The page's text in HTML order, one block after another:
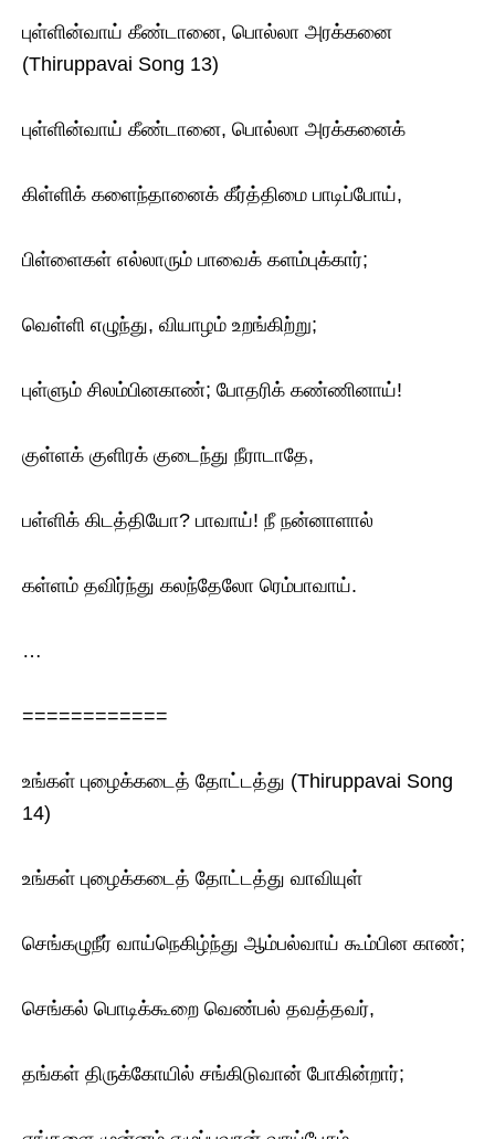
புள்ளின்வாய் கீண்டானை, பொல்லா அரக்கனை
(Thiruppavai Song 13)
புள்ளின்வாய் கீண்டானை, பொல்லா அரக்கனைக்
கிள்ளிக் களைந்தானைக் கீர்த்திமை பாடிப்போய்,
பிள்ளைகள் எல்லாரும் பாவைக் களம்புக்கார்;
வெள்ளி எழுந்து, வியாழம் உறங்கிற்று;
புள்ளும் சிலம்பினகாண்; போதரிக் கண்ணினாய்!
குள்ளக் குளிரக் குடைந்து நீராடாதே,
பள்ளிக் கிடத்தியோ? பாவாய்! நீ நன்னாளால்
கள்ளம் தவிர்ந்து கலந்தேலோ ரெம்பாவாய்.
…
============
உங்கள் புழைக்கடைத் தோட்டத்து (Thiruppavai Song
14)
உங்கள் புழைக்கடைத் தோட்டத்து வாவியுள்
செங்கழுநீர் வாய்நெகிழ்ந்து ஆம்பல்வாய் கூம்பின காண்;
செங்கல் பொடிக்கூறை வெண்பல் தவத்தவர்,
தங்கள் திருக்கோயில் சங்கிடுவான் போகின்றார்;